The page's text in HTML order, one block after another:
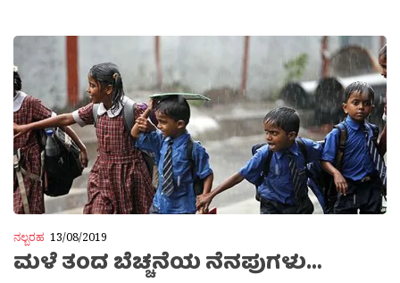
ನಲ್ಬರಹ 13/08/2019
ಮಳೆ ತಂದ ಬೆಚ್ಚನೆಯ ನೆನಪುಗಳು…